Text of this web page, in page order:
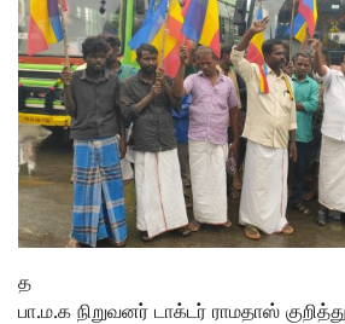
த
பா.ம.க நிறுவனர் டாக்டர் ராமதாஸ்